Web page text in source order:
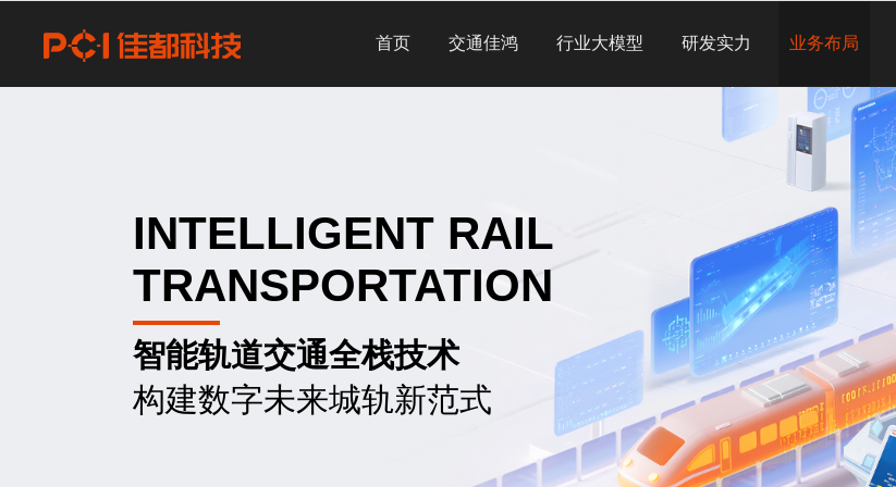
首页 交通佳鸿 行业大模型 研发实力 业务布局
INTELLIGENT RAIL
TRANSPORTATION
智能轨道交通全栈技术
构建数字未来城轨新范式